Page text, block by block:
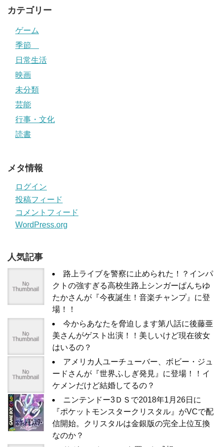
カテゴリー
ゲーム
季節
日常生活
映画
未分類
芸能
行事・文化
読書
メタ情報
ログイン
投稿フィード
コメントフィード
WordPress.org
人気記事
路上ライブを警察に止められた！？インパ
クトの強すぎる高校生路上シンガーぱんちゆ
たかさんが『今夜誕生！音楽チャンプ』に登
場！！
今からあなたを脅迫します第八話に後藤亜
美さんがゲスト出演！！美しいけど現在彼女
はいるの？
アメリカ人ユーチューバー、ボビー・ジュ
ードさんが『世界ふしぎ発見』に登場！！イ
ケメンだけど結婚してるの？
ニンテンドー3ＤＳで2018年1月26日に
『ポケットモンスタークリスタル』がVCで配
信開始。クリスタルは金銀版の完全上位互換
なのか？